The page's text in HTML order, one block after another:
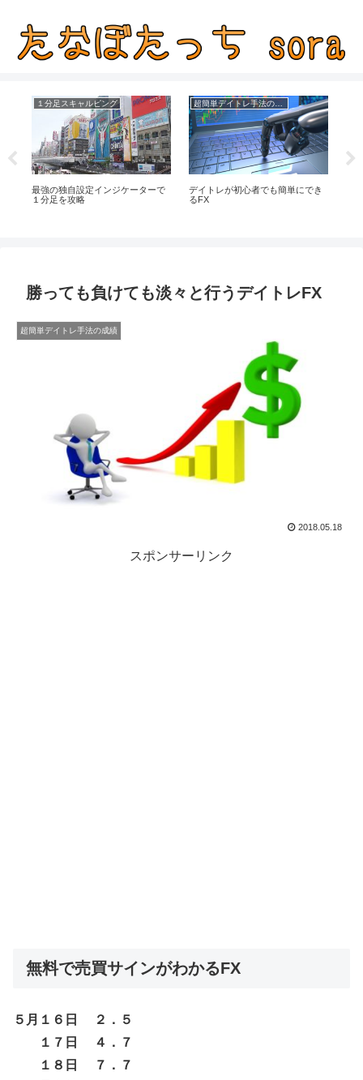
１分足スキャルピング
最強の独自設定インジケーターで
１分足を攻略
デイトレが初心者でも簡単にでき
るFX
勝っても負けても淡々と行うデイトレFX
超簡単デイトレ手法の成績
2018.05.18
スポンサーリンク
無料で売買サインがわかるFX
５月１６日 ２．５
１７日 ４．７
１８日 ７．７